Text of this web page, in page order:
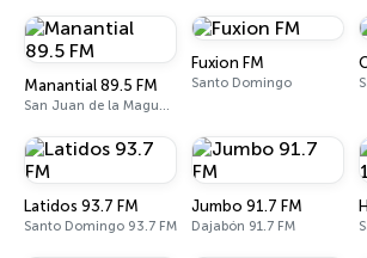
Manantial 89.5 FM
San Juan de la Maguana 89.5 FM
Fuxion FM
Santo Domingo
Latidos 93.7 FM
Santo Domingo 93.7 FM
Jumbo 91.7 FM
Dajabón 91.7 FM